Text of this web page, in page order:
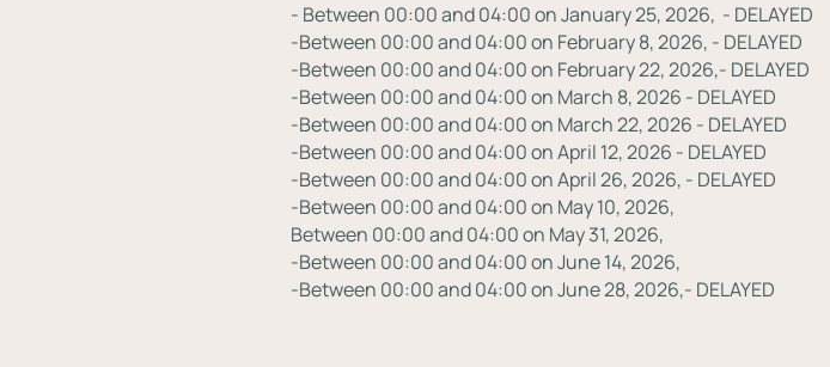
- Between 00:00 and 04:00 on January 25, 2026, - DELAYED
-Between 00:00 and 04:00 on February 8, 2026, - DELAYED
-Between 00:00 and 04:00 on February 22, 2026,- DELAYED
-Between 00:00 and 04:00 on March 8, 2026 - DELAYED
-Between 00:00 and 04:00 on March 22, 2026 - DELAYED
-Between 00:00 and 04:00 on April 12, 2026 - DELAYED
-Between 00:00 and 04:00 on April 26, 2026, - DELAYED
-Between 00:00 and 04:00 on May 10, 2026,
Between 00:00 and 04:00 on May 31, 2026,
-Between 00:00 and 04:00 on June 14, 2026,
-Between 00:00 and 04:00 on June 28, 2026,- DELAYED